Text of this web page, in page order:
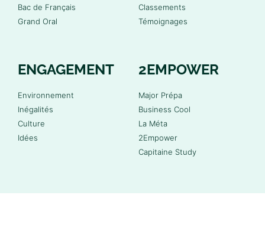
Bac de Français
Grand Oral
Classements
Témoignages
ENGAGEMENT
Environnement
Inégalités
Culture
Idées
2EMPOWER
Major Prépa
Business Cool
La Méta
2Empower
Capitaine Study